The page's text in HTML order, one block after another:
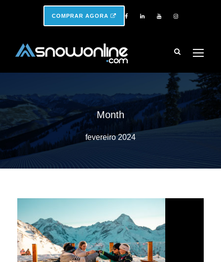
COMPRAR AGORA
Month
fevereiro 2024